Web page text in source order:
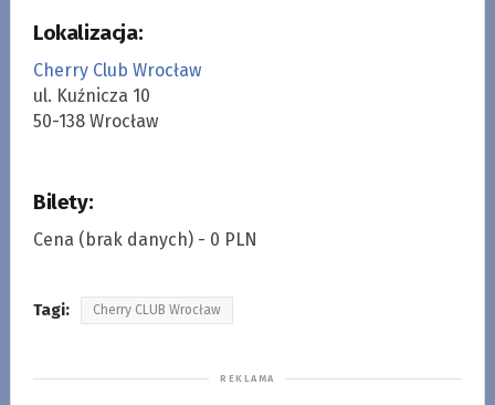
Lokalizacja:
Cherry Club Wrocław
ul. Kuźnicza 10
50-138 Wrocław
Bilety:
Cena (brak danych) - 0 PLN
Tagi: Cherry CLUB Wrocław